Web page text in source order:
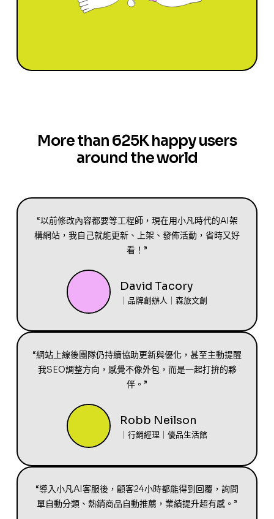
More than 625K happy users
around the world
“以前修改內容都要等工程師，現在用小凡時代的AI架
構網站，我自己就能更新、上架、發佈活動，省時又好
看！”
David Tacory
｜品牌創辦人｜森旅文創
“網站上線後團隊仍持續協助更新與優化，甚至主動提醒
我SEO調整方向，感覺不像外包，而是一起打拚的夥
伴。”
Robb Neilson
｜行銷經理｜優品生活館
“導入小凡AI客服後，顧客24小時都能得到回覆，詢問
單自動分類、熱銷商品自動推薦，業績提升超有感。”